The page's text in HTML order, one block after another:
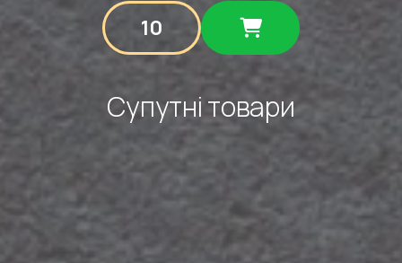
Креветка
на
крутоні
міксом
кількість
Супутні товари